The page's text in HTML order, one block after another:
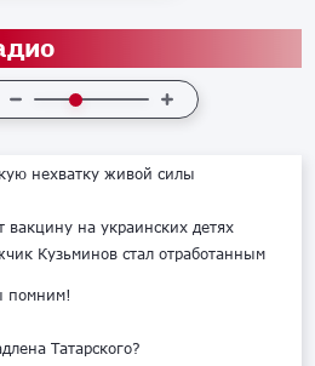
нехватку живой силы
вакцину на украинских детях
Кузьминов стал отработанным
помним!
Татарского?